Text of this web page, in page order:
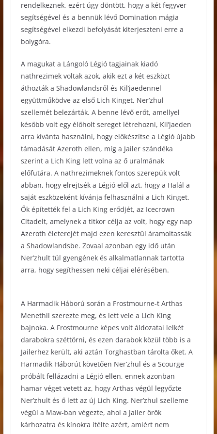
rendelkeznek, ezért úgy döntött, hogy a két fegyver
segítségével és a bennük lévő Domination mágia
segítségével elkezdi befolyását kiterjeszteni erre a
bolygóra.
A magukat a Lángoló Légió tagjainak kiadó
nathrezimek voltak azok, akik ezt a két eszközt
áthozták a Shadowlandsről és Kil’jaedennel
együttműködve az első Lich Kinget, Ner’zhul
szellemét belezárták. A benne lévő erőt, amellyel
később volt egy élőholt sereget létrehozni, Kil’jaeden
arra kívánta használni, hogy előkészítse a Légió újabb
támadását Azeroth ellen, míg a Jailer szándéka
szerint a Lich King lett volna az ő uralmának
előfutára. A nathrezimeknek fontos szerepük volt
abban, hogy elrejtsék a Légió elől azt, hogy a Halál a
saját eszközeként kívánja felhasználni a Lich Kinget.
Ők építették fel a Lich King erődjét, az Icecrown
Citadelt, amelynek a titkor célja az volt, hogy egy nap
Azeroth életerejét majd ezen keresztül áramoltassák
a Shadowlandsbe. Zovaal azonban egy idő után
Ner’zhult túl gyengének és alkalmatlannak tartotta
arra, hogy segíthessen neki céljai elérésében.
A Harmadik Háború során a Frostmourne-t Arthas
Menethil szerezte meg, és lett vele a Lich King
bajnoka. A Frostmourne képes volt áldozatai lelkét
darabokra széttörni, és ezen darabok közül több is a
Jailerhez került, aki aztán Torghastban tárolta őket. A
Harmadik Háborút követően Ner’zhul és a Scourge
próbált fellázadni a Légió ellen, ennek azonban
hamar véget vetett az, hogy Arthas végül legyőzte
Ner’zhult és ő lett az új Lich King. Ner’zhul szelleme
végül a Maw-ban végezte, ahol a Jailer örök
kárhozatra és kínokra ítélte azért, amiért nem